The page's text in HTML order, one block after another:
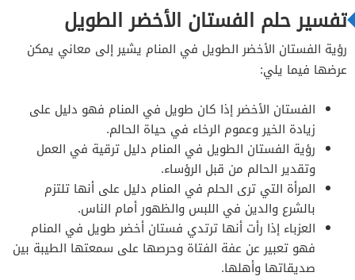
تفسير حلم الفستان الأخضر الطويل
رؤية الفستان الأخضر الطويل في المنام يشير إلى معاني يمكن
عرضها فيما يلي:
الفستان الأخضر إذا كان طويل في المنام فهو دليل على
زيادة الخير وعموم الرخاء في حياة الحالم.
رؤية الفستان الطويل في المنام دليل ترقية في العمل
وتقدير الحالم من قبل الرؤساء.
المرأة التي ترى الحلم في المنام دليل على أنها تلتزم
بالشرع والدين في اللبس والظهور أمام الناس.
العزباء إذا رأت أنها ترتدي فستان أخضر طويل في المنام
فهو تعبير عن عفة الفتاة وحرصها على سمعتها الطيبة بين
صديقاتها وأهلها.